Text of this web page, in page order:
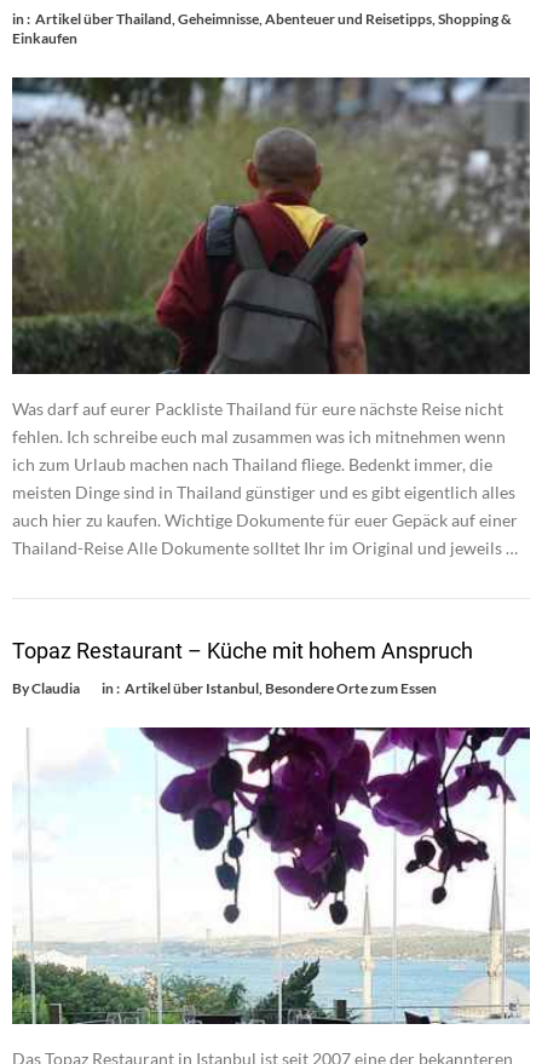
in : Artikel über Thailand,Geheimnisse, Abenteuer und Reisetipps,Shopping &
Einkaufen
Was darf auf eurer Packliste Thailand für eure nächste Reise nicht
fehlen. Ich schreibe euch mal zusammen was ich mitnehmen wenn
ich zum Urlaub machen nach Thailand fliege. Bedenkt immer, die
meisten Dinge sind in Thailand günstiger und es gibt eigentlich alles
auch hier zu kaufen. Wichtige Dokumente für euer Gepäck auf einer
Thailand-Reise Alle Dokumente solltet Ihr im Original und jeweils …
Topaz Restaurant – Küche mit hohem Anspruch
ByClaudia in : Artikel über Istanbul,Besondere Orte zum Essen
Das Topaz Restaurant in Istanbul ist seit 2007 eine der bekannteren